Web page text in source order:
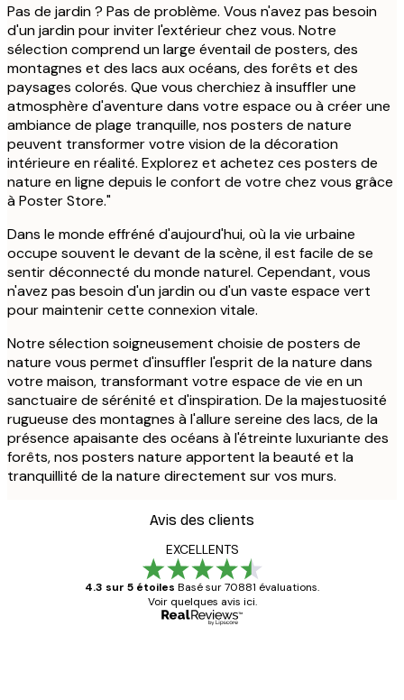
Pas de jardin ? Pas de problème. Vous n'avez pas besoin
d'un jardin pour inviter l'extérieur chez vous. Notre
sélection comprend un large éventail de posters, des
montagnes et des lacs aux océans, des forêts et des
paysages colorés. Que vous cherchiez à insuffler une
atmosphère d'aventure dans votre espace ou à créer une
ambiance de plage tranquille, nos posters de nature
peuvent transformer votre vision de la décoration
intérieure en réalité. Explorez et achetez ces posters de
nature en ligne depuis le confort de votre chez vous grâce
à Poster Store."
Dans le monde effréné d'aujourd'hui, où la vie urbaine
occupe souvent le devant de la scène, il est facile de se
sentir déconnecté du monde naturel. Cependant, vous
n'avez pas besoin d'un jardin ou d'un vaste espace vert
pour maintenir cette connexion vitale.
Notre sélection soigneusement choisie de posters de
nature vous permet d'insuffler l'esprit de la nature dans
votre maison, transformant votre espace de vie en un
sanctuaire de sérénité et d'inspiration. De la majestuosité
rugueuse des montagnes à l'allure sereine des lacs, de la
présence apaisante des océans à l'étreinte luxuriante des
forêts, nos posters nature apportent la beauté et la
tranquillité de la nature directement sur vos murs.
Avis des clients
EXCELLENTS
4.3 sur 5 étoiles Basé sur 70881 évaluations.
Voir quelques avis ici.